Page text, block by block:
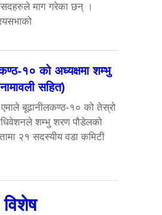
माग गरेका छन् ।
१० को अध्यक्षमा शम्भु
सहित)
बूढानीलकण्ठ-१० को तेस्रो
शम्भु शरण पौडेलको
२१ सदस्यीय वडा कमिटी
विशेष